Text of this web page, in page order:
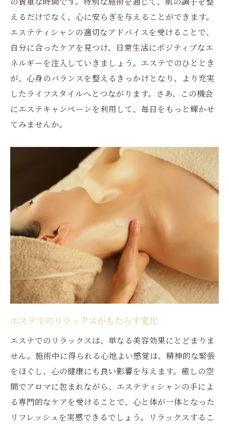
えるだけでなく、心に安らぎを与えることができます。
エステティシャンの適切なアドバイスを受けることで、
自分に合ったケアを見つけ、日常生活にポジティブなエ
ネルギーを注入していきましょう。エステでのひととき
が、心身のバランスを整えるきっかけとなり、より充実
したライフスタイルへとつながります。さあ、この機会
にエステキャンペーンを利用して、毎日をもっと輝かせ
てみませんか。
エステでのリラックスがもたらす変化
エステでのリラックスは、単なる美容効果にとどまりま
せん。施術中に得られる心地よい感覚は、精神的な緊張
をほぐし、心の健康にも良い影響を与えます。癒しの空
間でアロマに包まれながら、エステティシャンの手によ
る専門的なケアを受けることで、心と体が一体となった
リフレッシュを実感できるでしょう。リラックスするこ